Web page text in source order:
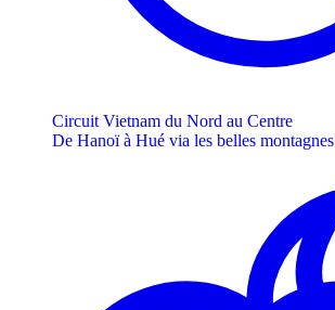
Circuit Vietnam du Nord au Centre
De Hanoï à Hué via les belles montagnes